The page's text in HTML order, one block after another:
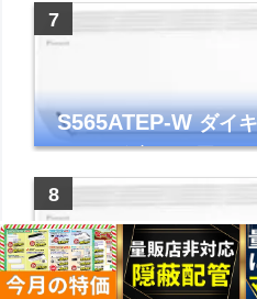
コンパクトモ
S565ATEP-Wダイ
シリーズ 主に18畳用
コンパクトモ